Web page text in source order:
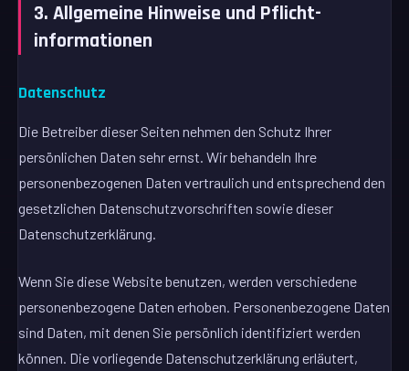
3. Allgemeine Hinweise und Pflicht­
informationen
Datenschutz
Die Betreiber dieser Seiten nehmen den Schutz Ihrer
persönlichen Daten sehr ernst. Wir behandeln Ihre
personenbezogenen Daten vertraulich und entsprechend den
gesetzlichen Datenschutzvorschriften sowie dieser
Datenschutzerklärung.
Wenn Sie diese Website benutzen, werden verschiedene
personenbezogene Daten erhoben. Personenbezogene Daten
sind Daten, mit denen Sie persönlich identifiziert werden
können. Die vorliegende Datenschutzerklärung erläutert,